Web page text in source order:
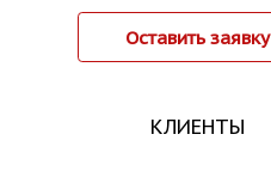
Оставить заявку
КЛИЕНТЫ